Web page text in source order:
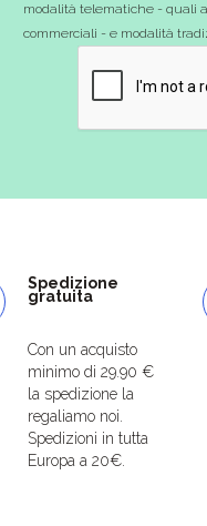
modalità telematiche - quali
commerciali - e modalità
Spedizione
gratuita
Con un acquisto
minimo di 29.90 €
la spedizione la
regaliamo noi.
Spedizioni in tutta
Europa a 20€.